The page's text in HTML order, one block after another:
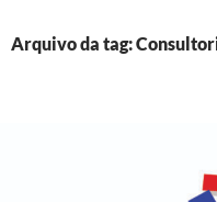
CONTEÚDO
Arquivo da tag: